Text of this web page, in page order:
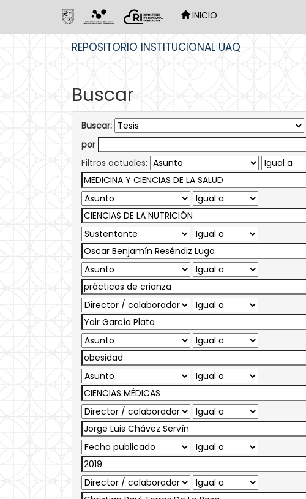
INICIO
REPOSITORIO INSTITUCIONAL UAQ
Buscar
Buscar:
por
Filtros actuales: